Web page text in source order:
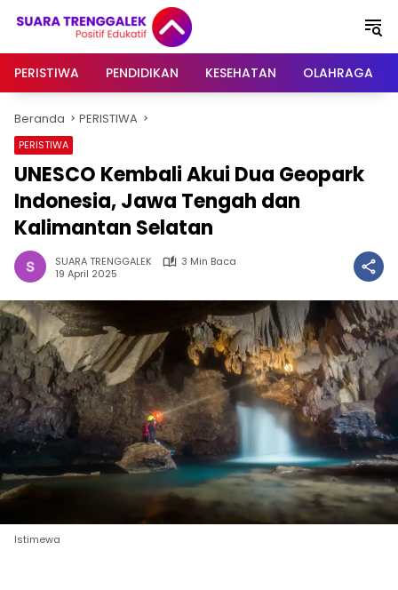
PERISTIWA
PENDIDIKAN KESEHATAN OLAHRAGA
Beranda PERISTIWA
PERISTIWA
UNESCO Kembali Akui Dua Geopark
Indonesia, Jawa Tengah dan
Kalimantan Selatan
SUARA TRENGGALEK
3 Min Baca
19 April 2025
Istimewa